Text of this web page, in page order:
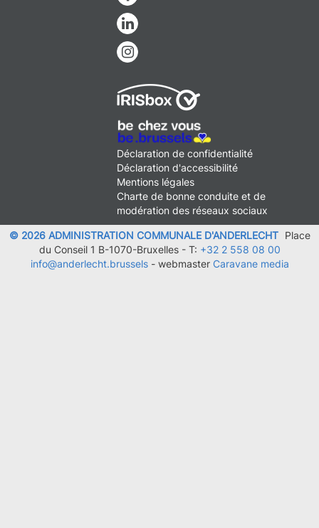
Linkedin
Instagram
MENU
FOOTER
LEGAL
Déclaration de confidentialité
Déclaration d'accessibilité
Mentions légales
Charte de bonne conduite et de
modération des réseaux sociaux
© 2026 ADMINISTRATION COMMUNALE D'ANDERLECHT
Place
du Conseil 1 B-1070-Bruxelles - T: +32 2 558 08 00
info@anderlecht.brussels- webmaster Caravane media